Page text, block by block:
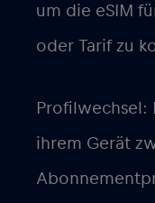
um die eSIM
oder Tarif zu
Profilwechsel:
ihrem Gerät